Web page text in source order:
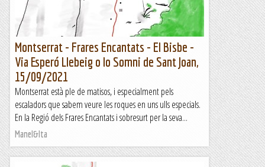
Montserrat - Frares Encantats - El Bisbe -
Via Esperó Llebeig o lo Somni de Sant Joan,
15/09/2021
Montserrat està ple de matisos, i especialment pels
escaladors que sabem veure les roques en uns ulls especials.
En la Regió dels Frares Encantats i sobresurt per la seva...
Manel&Ita